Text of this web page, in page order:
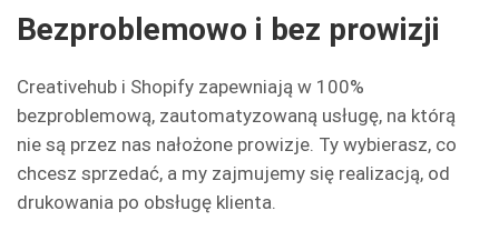
Bezproblemowo i bez prowizji
Creativehub i Shopify zapewniają w 100%
bezproblemową, zautomatyzowaną usługę, na którą
nie są przez nas nałożone prowizje. Ty wybierasz, co
chcesz sprzedać, a my zajmujemy się realizacją, od
drukowania po obsługę klienta.